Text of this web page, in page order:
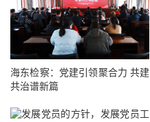
海东检察：党建引领聚合力 共建
共治谱新篇